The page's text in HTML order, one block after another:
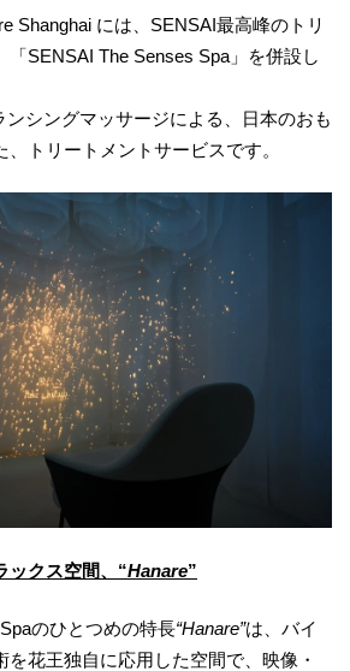
Shanghai には、SENSAI最高峰のトリ
「SENSAI The Senses Spa」を併設し
ンシングマッサージによる、日本のおも
トリートメントサービスです。
ックス空間、“Hanare”
のひとつめの特長“Hanare”は、バイ
を花王独自に応用した空間で、映像・